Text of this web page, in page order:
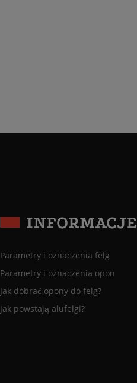
INFORMACJE
Parametry i oznaczenia felg
Parametry i oznaczenia opon
Jak dobrać opony do felg?
Jak powstają alufelgi?